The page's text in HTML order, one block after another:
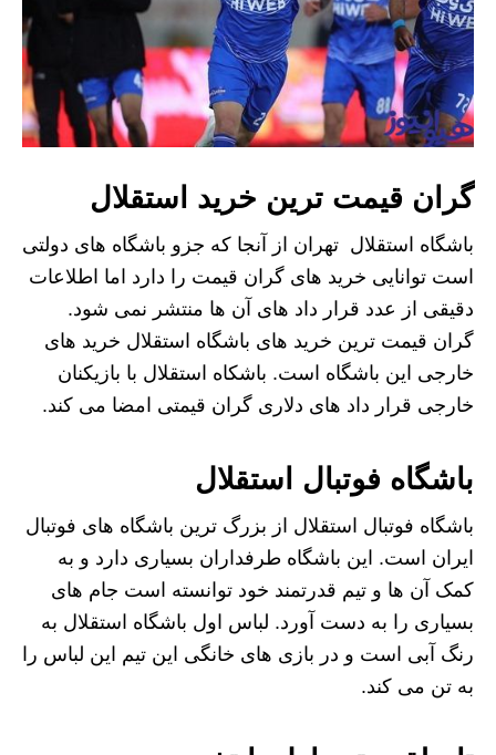
گران قیمت ترین خرید استقلال
باشگاه استقلال تهران از آنجا که جزو باشگاه های دولتی
است توانایی خرید های گران قیمت را دارد اما اطلاعات
دقیقی از عدد قرار داد های آن ها منتشر نمی شود.
گران قیمت ترین خرید های باشگاه استقلال خرید های
خارجی این باشگاه است. باشکاه استقلال با بازیکنان
خارجی قرار داد های دلاری گران قیمتی امضا می کند.
باشگاه فوتبال استقلال
باشگاه فوتبال استقلال از بزرگ ترین باشگاه های فوتبال
ایران است. این باشگاه طرفداران بسیاری دارد و به
کمک آن ها و تیم قدرتمند خود توانسته است جام های
بسیاری را به دست آورد. لباس اول باشگاه استقلال به
رنگ آبی است و در بازی های خانگی این تیم این لباس را
به تن می کند.